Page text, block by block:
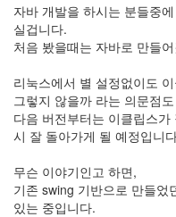
자바 개발을 하시는 분들중
실겁니다.
처음 봤을때는 자바로 만들
리눅스에서 별 설정없이도
그렇지 않을까 라는 의문점
다음 버전부터는 이클립스
시 잘 돌아가게 될 예정입니
무슨 이야기인고 하면,
기존 swing 기반으로 만들었
있는 중입니다.